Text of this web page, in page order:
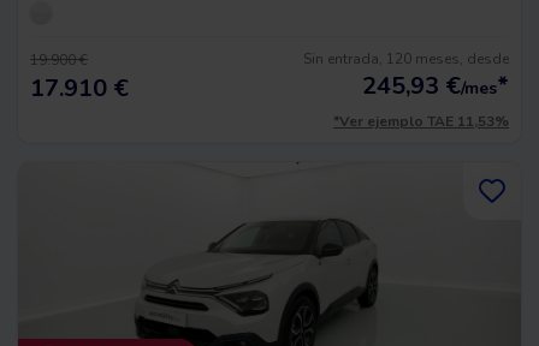
19.900 €
17.910 €
Sin entrada, 120 meses, desde
245,93 €/mes*
*Ver ejemplo TAE 11,53%